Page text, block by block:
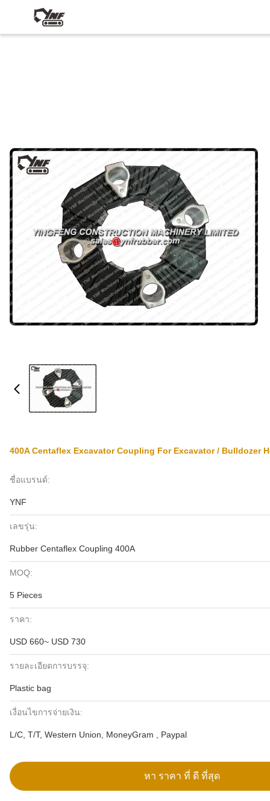
400A Centaflex Excavator Coupling For Excavator / Bulldozer
ชื่อแบรนด์:
YNF
เลขรุ่น:
Rubber Centaflex Coupling 400A
MOQ:
5 Pieces
ราคา:
USD 660~ USD 730
รายละเอียดการบรรจุ:
Plastic bag
เงื่อนไขการจ่ายเงิน:
L/C, T/T, Western Union, MoneyGram , Paypal
หา ราคา ที่ ดี ที่สุด